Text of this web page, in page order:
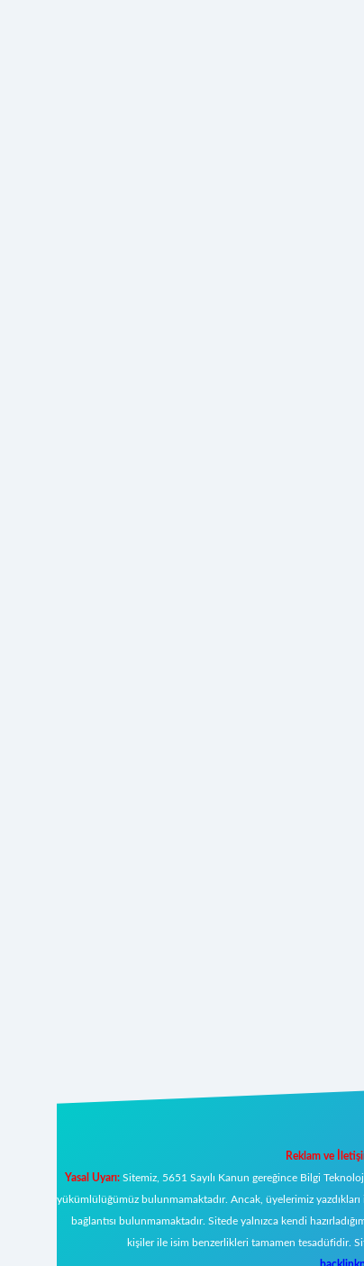
Reklam ve
Yasal Uyarı:Sitemiz, 5651 Sayılı Kanun gereğince Bilgi
yükümlülüğümüz bulunmamaktadır. Ancak, üyelerimiz
bağlantısı bulunmamaktadır. Sitede yalnızca kendi
kişiler ile isim benzerlikleri tamamen tesadüfidir.